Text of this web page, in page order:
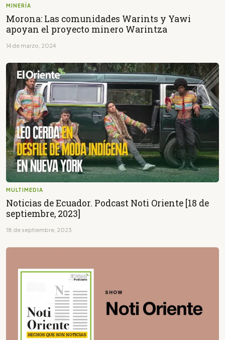
MINERÍA
Morona: Las comunidades Warints y Yawi
apoyan el proyecto minero Warintza
14 de marzo, 2024
MULTIMEDIA
Noticias de Ecuador. Podcast Noti Oriente [18 de
septiembre, 2023]
18 de septiembre, 2023